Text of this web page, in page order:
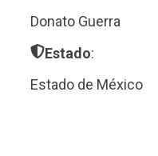
Donato Guerra
Estado:
Estado de México